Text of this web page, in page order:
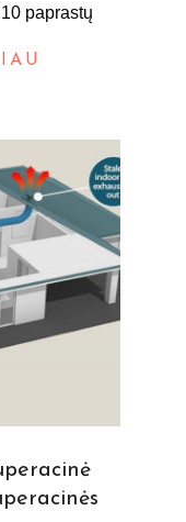
paprastų